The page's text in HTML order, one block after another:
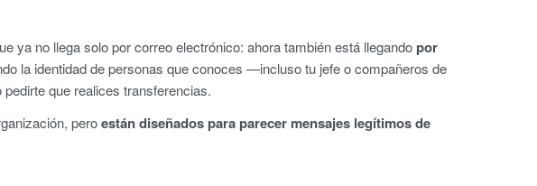
ya no llega solo por correo electrónico: ahora también está llegandopor
la identidad de personas que conoces —incluso tu jefe o compañeros de
que realices transferencias.
peroestán diseñados para parecer mensajes legítimos de